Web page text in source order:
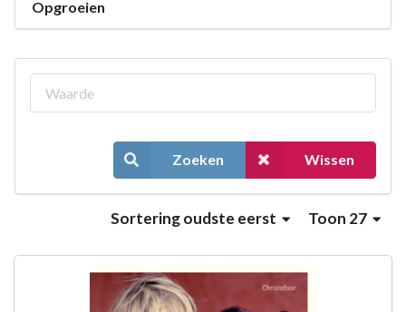
Opgroeien
Zoeken Wissen
Toon 27
Sorteringoudste eerst